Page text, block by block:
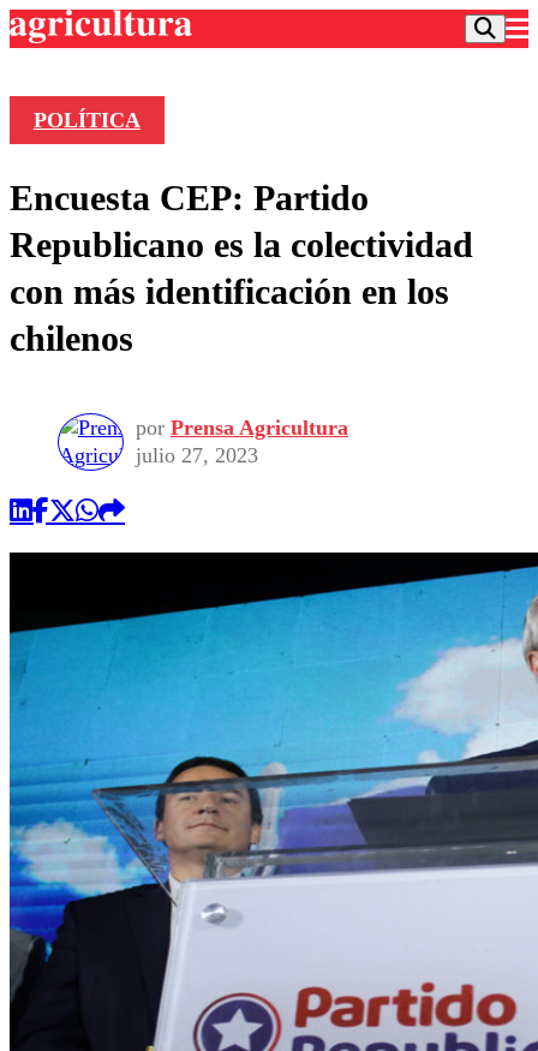
Frecuencias
Agricultura TV
Deportes
Colo Colo
Torneo Internacional
Torneo Nacional
Entretención
Internacional
Nacional
Programas
Comercial
POLÍTICA
Encuesta CEP: Partido
Republicano es la colectividad
con más identificación en los
chilenos
por Prensa Agricultura
julio 27, 2023